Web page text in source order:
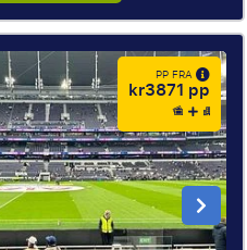
PP FRA
kr3871 pp